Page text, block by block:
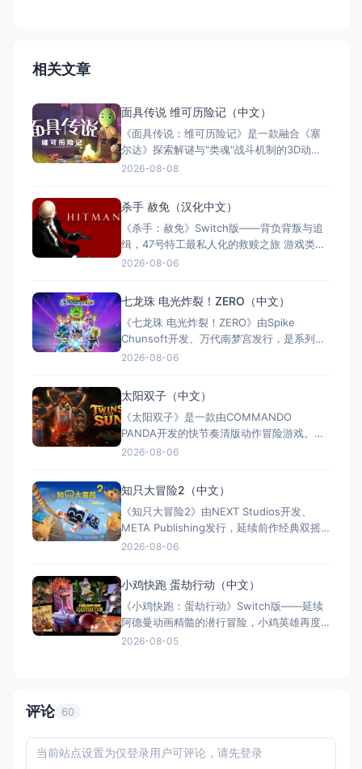
相关文章
面具传说 维可历险记（中文）
《面具传说：维可历险记》是一款融合《塞
尔达》探索解谜与"类魂"战斗机制的3D动作
冒险游戏。玩家扮演冒险家维可，在奇幻世
程，Switch版售价$21.99。Steam玩家评
测"多半好评"，好评率85%，以创意谜题与扎
实的打击
2026-08-08
杀手 赦免（汉化中文）
《杀手：赦免》Switch版——背负背叛与追
缉，47号特工最私人化的救赎之旅 游戏类
型：动作冒险类（第三人称潜行暗杀 × 动作
称：杀手：赦免（官方繁体中文定名） 美国
名称：Hitman: Absoluti
2026-08-06
七龙珠 电光炸裂！ZERO（中文）
《七龙珠 电光炸裂！ZERO》由Spike
Chunsoft开发、万代南梦宫发行，是系列暌
违17年的正统续作。Switch及Switch 2双平
的高速3D格斗为核心，支持体感操控与全区
中文，融合故事、竞技与创作多种模式。
2026-08-06
太阳双子（中文）
《太阳双子》是一款由COMMANDO
PANDA开发的快节奏清版动作冒险游戏。双
胞胎兄弟为拯救被掳走的妹妹，踏上横跨荒
佳选择；25个手工关卡、史诗头目战与即时
强化系统带来丰富体验。全区中文支持，容
量仅1GB，Switch/S
2026-08-06
知只大冒险2（中文）
《知只大冒险2》由NEXT Studios开发、
META Publishing发行，延续前作经典双摇
杆控制双腿的玩法，首次支持最多4人联机合
持跨平台联机与全区中文，2025年11月5日
全平台发售，Switch港服约73
2026-08-06
小鸡快跑 蛋劫行动（中文）
《小鸡快跑：蛋劫行动》Switch版——延续
阿德曼动画精髓的潜行冒险，小鸡英雄再度
集结 游戏类型：动作冒险类（潜行 × 动作平
2026-08-05
评论 60